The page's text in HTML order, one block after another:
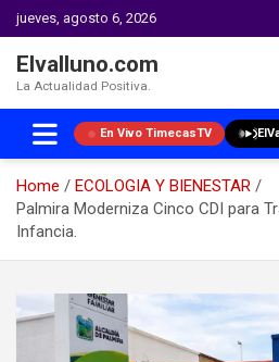
jueves, agosto 6, 2026
Elvalluno.com
La Actualidad Positiva.
En Vivo TimecasTV
Home
ECOLOGIA Y BIENESTAR
Palmira Moderniza Cinco CDI para
Infancia.
content